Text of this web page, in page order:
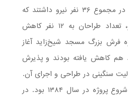
رنگ، نقطه و طراحی در مجموع ۳۶ نفر نیرو داشتند که
بعدها با تعدیل نیرو، تعداد طراحان به ۱۲ نفر کاهش
فرش بزرگ مسجد شیخ‌زاید آغاز
هم کاهش یافته بودند و پذیرش
سنگینی در طراحی و اجرای آن.
شروع پروژه در سال ۱۳۸۴ بود. در